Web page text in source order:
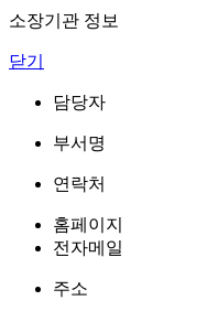
소장기관 정보
닫기
담당자
부서명
연락처
홈페이지
전자메일
주소